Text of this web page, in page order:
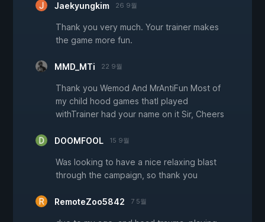
Jaekyungkim 26 9월
Thank you very much. Your trainer makes
the game more fun.
MMD_MTi 22 9월
Thank you Wemod And MrAntiFun Most of
my child hood games thatI played
withTrainer had your name on it Sir, Cheers
DOOMFOOL 15 9월
Was looking to have a nice relaxing blast
through the campaign, so thank you
RemoteZoo5842 7 5월